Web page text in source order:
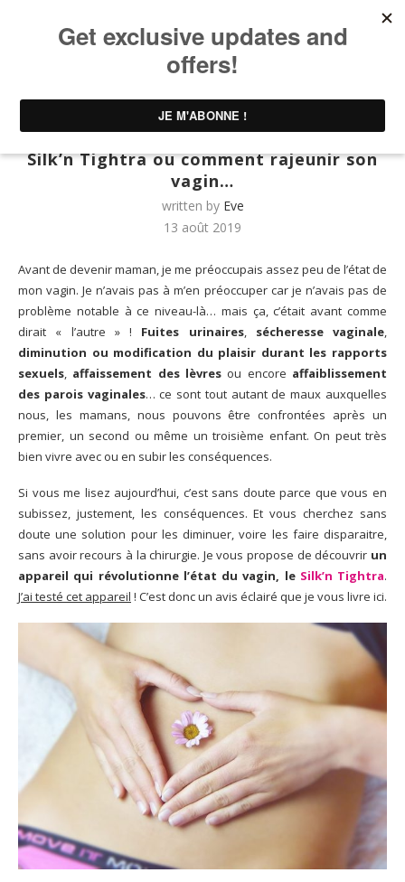
UNTIBEBE FAMILY | Famille & Lifestyle
Femme
Silk’n Tightra ou comment rajeunir son
vagin…
written by Eve
13 août 2019
Avant de devenir maman, je me préoccupais assez peu de l’état de
mon vagin. Je n’avais pas à m’en préoccuper car je n’avais pas de
problème notable à ce niveau-là… mais ça, c’était avant comme
dirait « l’autre » ! Fuites urinaires, sécheresse vaginale,
diminution ou modification du plaisir durant les rapports
sexuels, affaissement des lèvres ou encore affaiblissement
des parois vaginales… ce sont tout autant de maux auxquelles
nous, les mamans, nous pouvons être confrontées après un
premier, un second ou même un troisième enfant. On peut très
bien vivre avec ou en subir les conséquences.
Si vous me lisez aujourd’hui, c’est sans doute parce que vous en
subissez, justement, les conséquences. Et vous cherchez sans
doute une solution pour les diminuer, voire les faire disparaitre,
sans avoir recours à la chirurgie. Je vous propose de découvrir un
appareil qui révolutionne l’état du vagin, le Silk’n Tightra.
J’ai testé cet appareil ! C’est donc un avis éclairé que je vous livre ici.